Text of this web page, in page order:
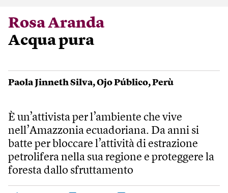
Rosa Aranda
Acqua pura
Paola Jinneth Silva,Ojo Público,Perù
È un’attivista per l’ambiente che vive
nell’Amazzonia ecuadoriana. Da anni si
batte per bloccare l’attività di estrazione
petrolifera nella sua regione e proteggere la
foresta dallo sfruttamento